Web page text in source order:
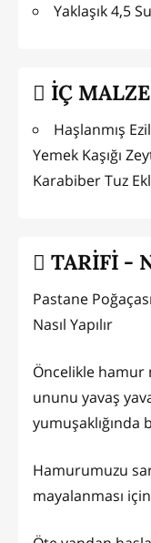
Yaklaşık 4,5
İÇ
Haşlanmış Ezilmiş
Yemek Kaşığı
Karabiber Tuz
TARİFİ -
Pastane
Nasıl Yapılır
Öncelikle hamur
ununu yavaş
Hamurumuzu
mayalanması